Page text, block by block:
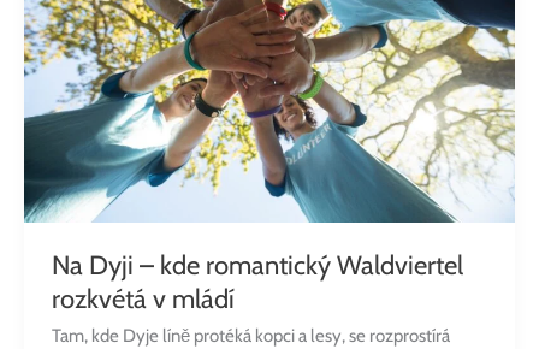
Na Dyji – kde romantický Waldviertel
rozkvétá v mládí
Tam, kde Dyje líně protéká kopci a lesy, se rozprostírá
romantický
Waldviertel
rozkvétá
mládí